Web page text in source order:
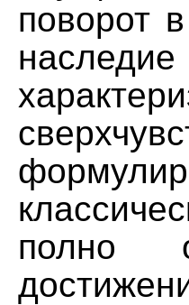
поворот
полно